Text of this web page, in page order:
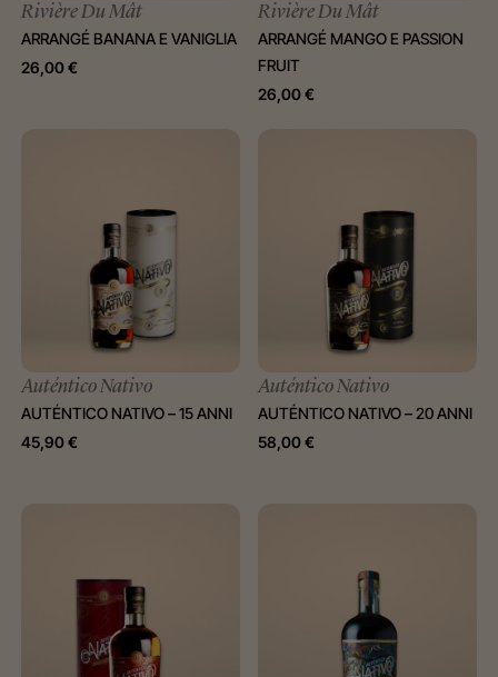
Rivière Du Mât
ARRANGÉ BANANA E VANIGLIA
26,00€
Rivière Du Mât
ARRANGÉ MANGO E PASSION
FRUIT
26,00€
Auténtico Nativo
AUTÉNTICO NATIVO – 15 ANNI
45,90€
Auténtico Nativo
AUTÉNTICO NATIVO – 20 ANNI
58,00€